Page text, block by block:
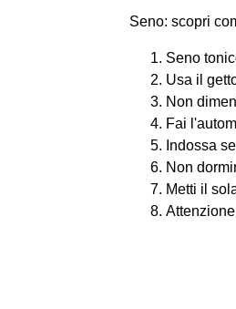
Seno: scopri
Seno
Usa il
Non
Fai
Indossa
Non
Metti il